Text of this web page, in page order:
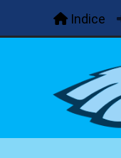
Indice